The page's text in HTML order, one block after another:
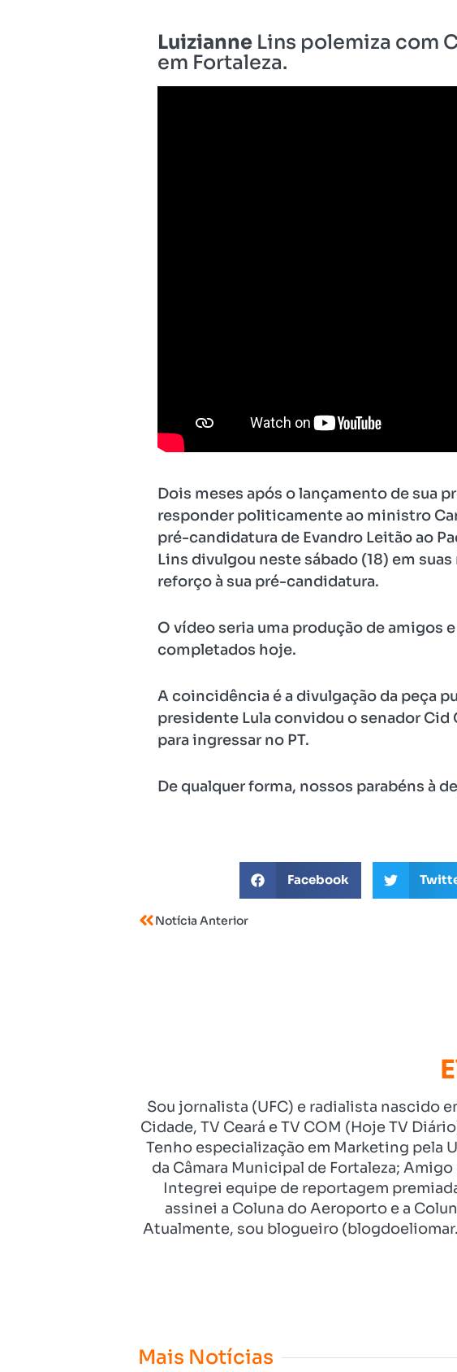
LuizianneLins polemiza com
em Fortaleza.
Dois meses após o lançamento de sua
responder politicamente ao ministro
pré-candidatura de Evandro Leitão ao
Lins divulgou neste sábado (18) em
reforço à sua pré-candidatura.
O vídeo seria uma produção de amigos
completados hoje.
A coincidência é a divulgação da peça
presidente Lula convidou o senador
para ingressar no PT.
De qualquer forma, nossos parabéns à
Facebook
Notícia Anterior
Sou jornalista (UFC) e radialista nascido
Cidade, TV Ceará e TV COM (Hoje TV
Tenho especialização em Marketing pela
da Câmara Municipal de Fortaleza;
Integrei equipe de reportagem
assinei a Coluna do Aeroporto e a
Atualmente, sou blogueiro
Mais Notícias